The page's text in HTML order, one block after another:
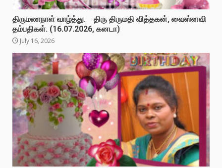
திருமணநாள் வாழ்த்து. திரு திருமதி வித்தகன், வைஸ்னவி
தம்பதிகள். (16.07.2026, கனடா)
July 16, 2026